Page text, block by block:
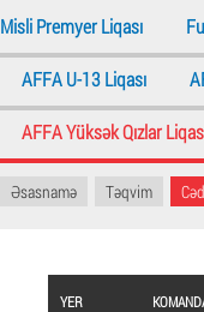
Misli Premyer Liqası
AFFA U-13 Liqası
AFFA Yüksək Qızlar
Əsasnamə Təqvim
YER